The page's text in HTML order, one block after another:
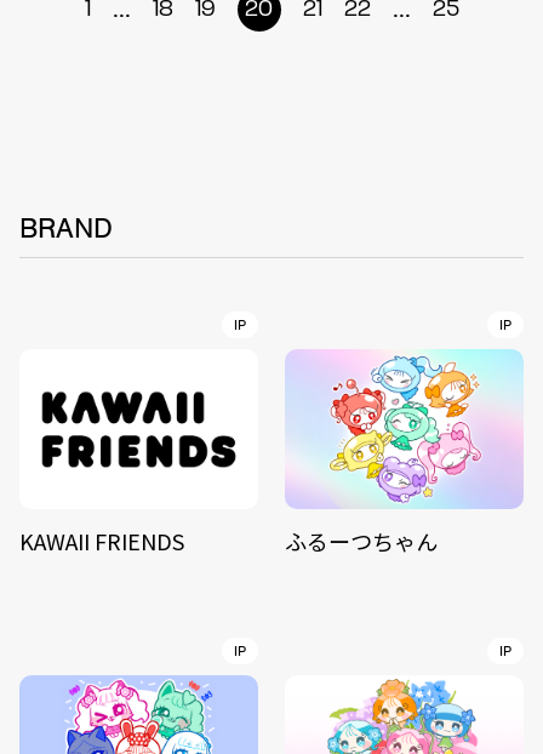
1 ... 18 19 20 21 22 ... 25
BRAND
IP
KAWAII FRIENDS
IP
ふるーつちゃん
IP IP